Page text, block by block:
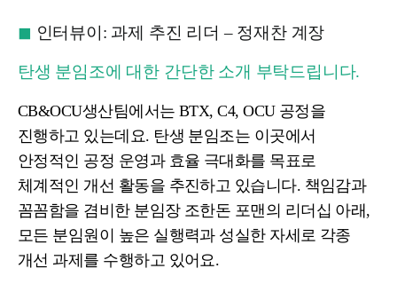
◼︎ 인터뷰이: 과제 추진 리더 – 정재찬 계장
탄생 분임조에 대한 간단한 소개 부탁드립니다.
CB&OCU생산팀에서는 BTX, C4, OCU 공정을
진행하고 있는데요. 탄생 분임조는 이곳에서
안정적인 공정 운영과 효율 극대화를 목표로
체계적인 개선 활동을 추진하고 있습니다. 책임감과
꼼꼼함을 겸비한 분임장 조한돈 포맨의 리더십 아래,
모든 분임원이 높은 실행력과 성실한 자세로 각종
개선 과제를 수행하고 있어요.